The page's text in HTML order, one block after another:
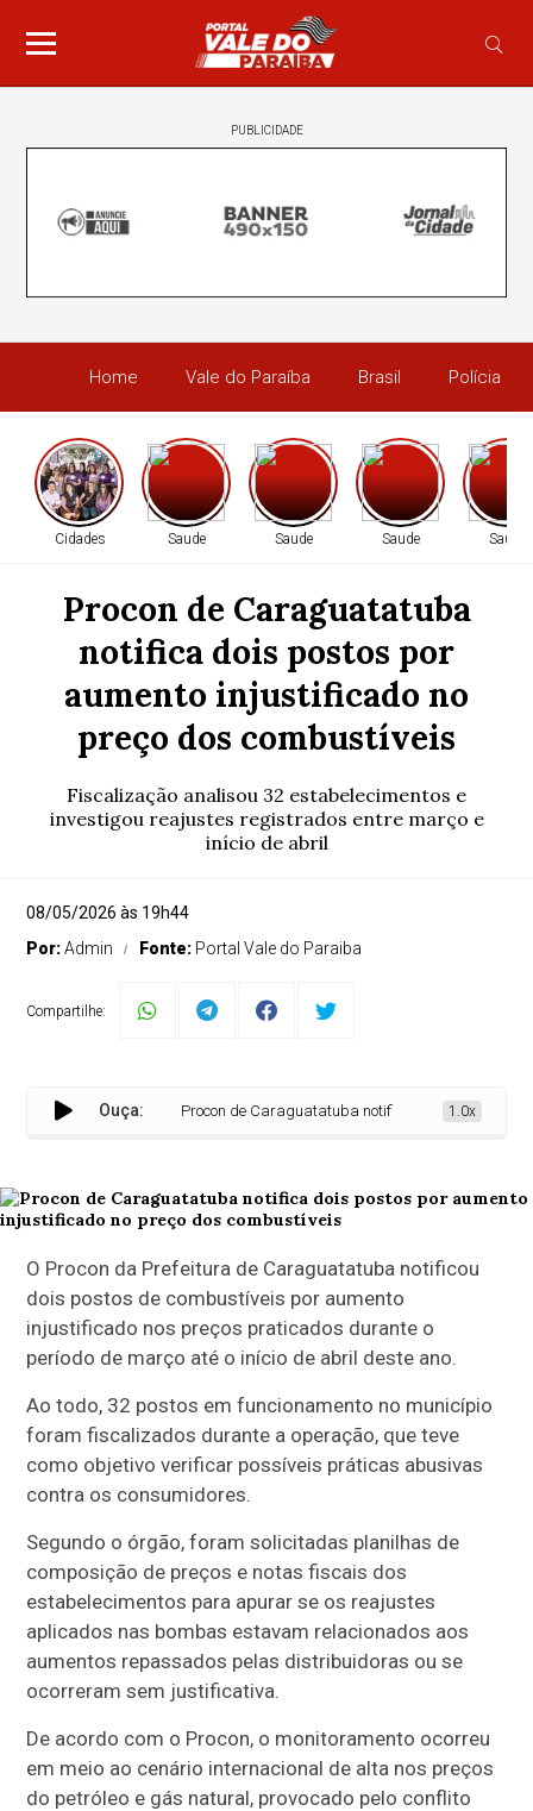
PUBLICIDADE
Home Vale do Paraíba Brasil Polícia
Cidades Saude Saude Saude Saude
Procon de Caraguatatuba
notifica dois postos por
aumento injustificado no
preço dos combustíveis
Fiscalização analisou 32 estabelecimentos e
investigou reajustes registrados entre março e
início de abril
08/05/2026 às 19h44
Por:Admin Fonte: Portal Vale do Paraiba
Compartilhe:
Ouça: Procon de Caraguatatuba notifica dois postos por
1.0x
O Procon da Prefeitura de Caraguatatuba notificou
dois postos de combustíveis por aumento
injustificado nos preços praticados durante o
período de março até o início de abril deste ano.
Ao todo, 32 postos em funcionamento no município
foram fiscalizados durante a operação, que teve
como objetivo verificar possíveis práticas abusivas
contra os consumidores.
Segundo o órgão, foram solicitadas planilhas de
composição de preços e notas fiscais dos
estabelecimentos para apurar se os reajustes
aplicados nas bombas estavam relacionados aos
aumentos repassados pelas distribuidoras ou se
ocorreram sem justificativa.
De acordo com o Procon, o monitoramento ocorreu
em meio ao cenário internacional de alta nos preços
do petróleo e gás natural, provocado pelo conflito